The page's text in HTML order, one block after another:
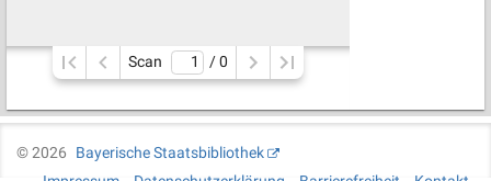
Scan / 0
©2026
Bayerische Staatsbibliothek